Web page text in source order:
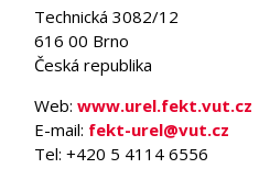
Technická 3082/12
616 00 Brno
Česká republika
Web: www.urel.fekt.vut.cz
E-mail: fekt-urel@vut.cz
Tel: +420 5 4114 6556